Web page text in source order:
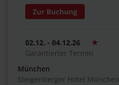
02.12. - 04.12.26
Garantierter Termin
München
Steigenberger Hotel München